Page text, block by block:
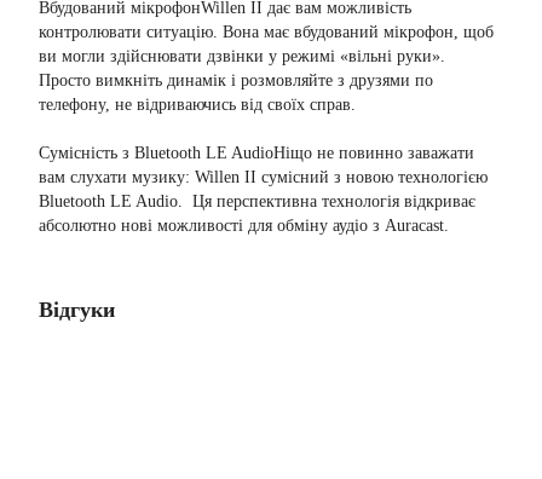
Вбудований мікрофонWillen II дає вам можливість
контролювати ситуацію. Вона має вбудований мікрофон, щоб
ви могли здійснювати дзвінки у режимі «вільні руки».
Просто вимкніть динамік і розмовляйте з друзями по
телефону, не відриваючись від своїх справ.
Сумісність з Bluetooth LE AudioНіщо не повинно заважати
вам слухати музику: Willen II сумісний з новою технологією
Bluetooth LE Audio. Ця перспективна технологія відкриває
абсолютно нові можливості для обміну аудіо з Auracast.
Відгуки